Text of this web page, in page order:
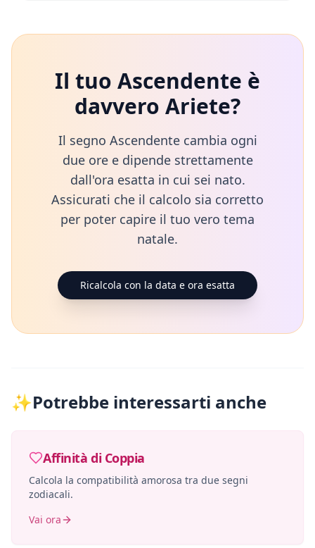
Il tuo Ascendente è
davvero Ariete?
Il segno Ascendente cambia ogni
due ore e dipende strettamente
dall'ora esatta in cui sei nato.
Assicurati che il calcolo sia corretto
per poter capire il tuo vero tema
natale.
Ricalcola con la data e ora esatta
✨Potrebbe interessarti anche
Affinità di Coppia
Calcola la compatibilità amorosa tra due segni
zodiacali.
Vai ora